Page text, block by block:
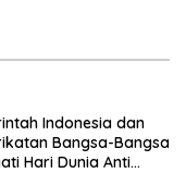
Baru.
Indonesia dan
Bangsa-Bangsa
Hari Dunia Anti